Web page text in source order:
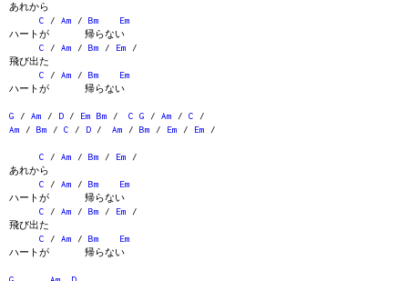
あれから
C / Am / Bm
Em
ハートが 帰らない
C / Am / Bm / Em /
飛び出た
C / Am / Bm
Em
ハートが 帰らない
G / Am / D / Em Bm / C G / Am / C /
Am / Bm / C / D / Am / Bm / Em / Em /
C / Am / Bm / Em /
あれから
C / Am / Bm
Em
ハートが 帰らない
C / Am / Bm / Em /
飛び出た
C / Am / Bm
Em
ハートが 帰らない